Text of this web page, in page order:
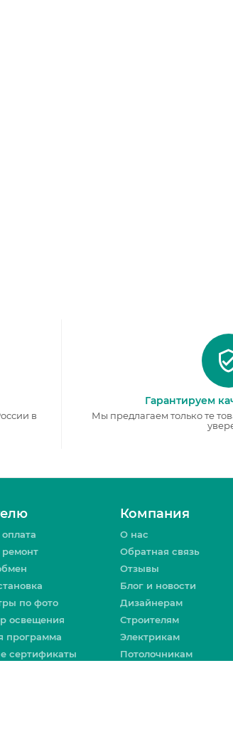
в
Гарантируем
Мы предлагаем только те
ремонт
по фото
освещения
программа
сертификаты
Компания
О нас
Обратная связь
Отзывы
Блог и новости
Дизайнерам
Строителям
Электрикам
Потолочникам